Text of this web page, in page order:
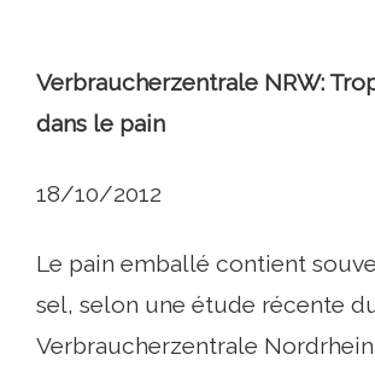
Verbraucherzentrale NRW:
dans le pain
18/10/2012
Le pain emballé contient
sel, selon une étude récente
Verbraucherzentrale